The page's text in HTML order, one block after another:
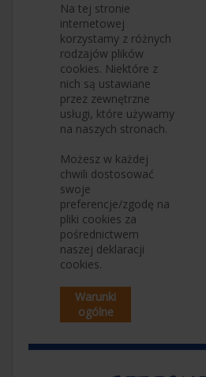
Na tej stronie
internetowej
korzystamy z różnych
rodzajów plików
cookies. Niektóre z
nich są ustawiane
przez zewnętrzne
usługi, które używamy
na naszych stronach.
Możesz w każdej
chwili dostosować
swoje
preferencje/zgodę na
pliki cookies za
pośrednictwem
naszej deklaracji
cookies.
Warunki
ogólne